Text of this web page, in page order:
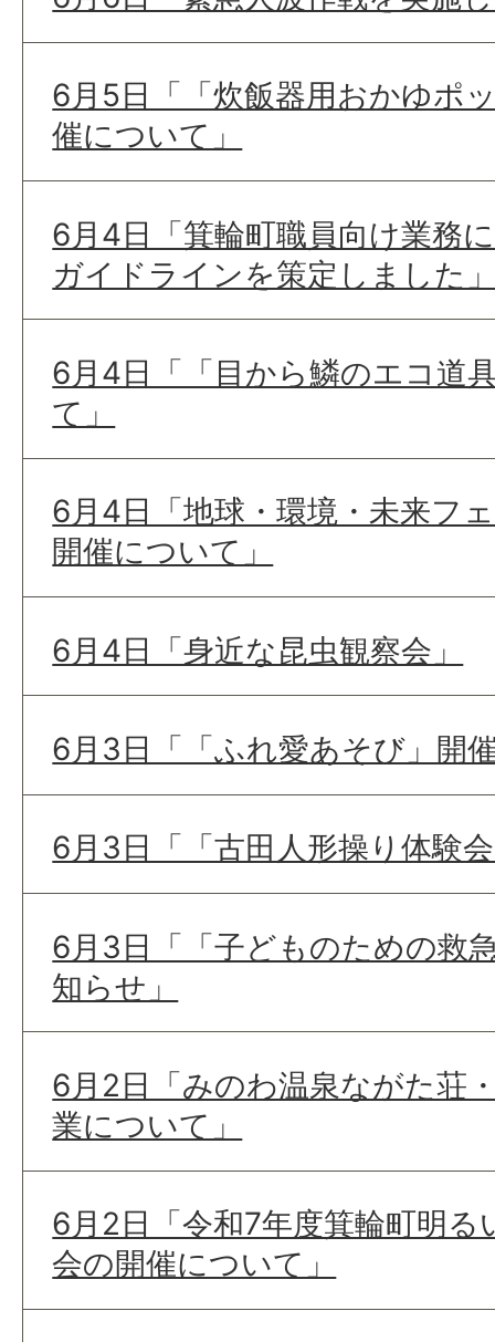
6月5日「「炊飯器用おかゆポ
催について」
6月4日「箕輪町職員向け業務
ガイドラインを策定しました
6月4日「「目から鱗のエコ道
て」
6月4日「地球・環境・未来フ
開催について」
6月4日「身近な昆虫観察会」
6月3日「「ふれ愛あそび」開
6月3日「「古田人形操り体験
6月3日「「子どものための救
知らせ」
6月2日「みのわ温泉ながた荘
業について」
6月2日「令和7年度箕輪町明る
会の開催について」